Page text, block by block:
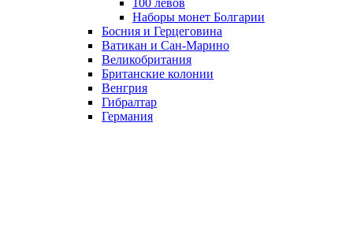
100 левов
Наборы монет Болгарии
Босния и Герцеговина
Ватикан и Сан-Марино
Великобритания
Британские колонии
Венгрия
Гибралтар
Германия